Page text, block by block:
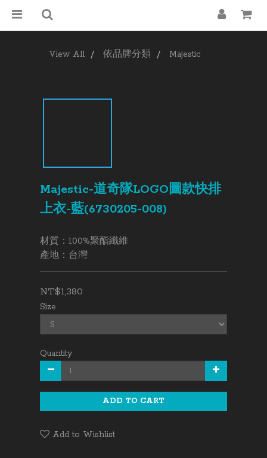
View All 依品牌分類 Majestic
Majestic-道奇隊LOGO圖款快排
上衣-藍(6730205-008)
材質：100%聚酯纖維
產地：台灣
NT$1,380
Size
Quantity
ADD TO CART
Add to Wishlist